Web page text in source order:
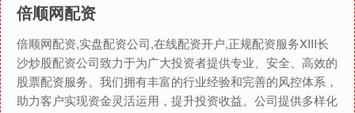
倍顺网配资
倍顺网配资,实盘配资公司,在线配资开户,正规配资服务XIII‌长
沙炒股配资公司致力于为广大投资者提供专业、安全、高效的
股票配资服务。我们拥有丰富的行业经验和完善的风控体系，
助力客户实现资金灵活运用，提升投资收益。公司提供多样化